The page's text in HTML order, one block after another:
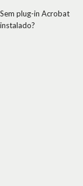
Sem plug-in Acrobat
instalado?